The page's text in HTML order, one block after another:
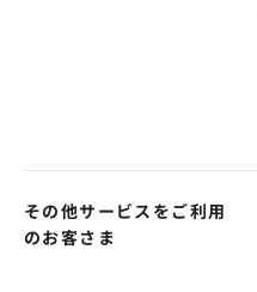
その他サービスをご利用
のお客さま